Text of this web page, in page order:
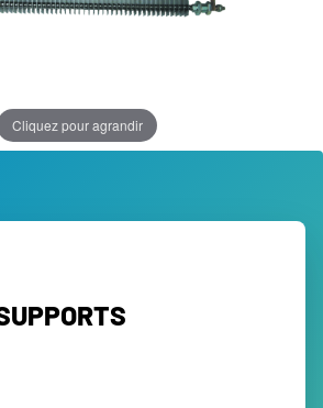
Cliquez pour agrandir